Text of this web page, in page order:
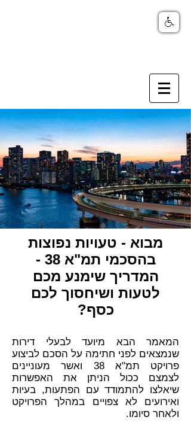
מבוא - טעויות נפוצות
בהסכמי תמ"א 38 -
המדריך שימנע מכם
לטעות ושיחסוך לכם
כסף?
המאמר הבא מיועד לבעלי דירות
שנמצאים לפני חתימה על הסכם לביצוע
פרויקט תמ"א 38 ואשר מעוניינים
לצמצם ככול הניתן את האפשרות
שיאלצו להתמודד עם הפתעות, בעיות
ואירועים לא צפויים במהלך הפרויקט
ולאחר סיומו.